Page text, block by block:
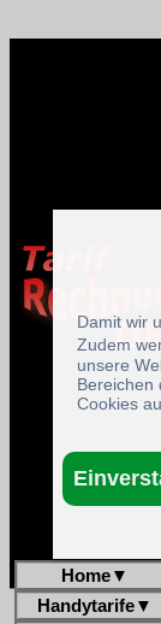
Home▼
Handytarife▼
Damit wir
Zudem
unsere
Bereichen
Cookies